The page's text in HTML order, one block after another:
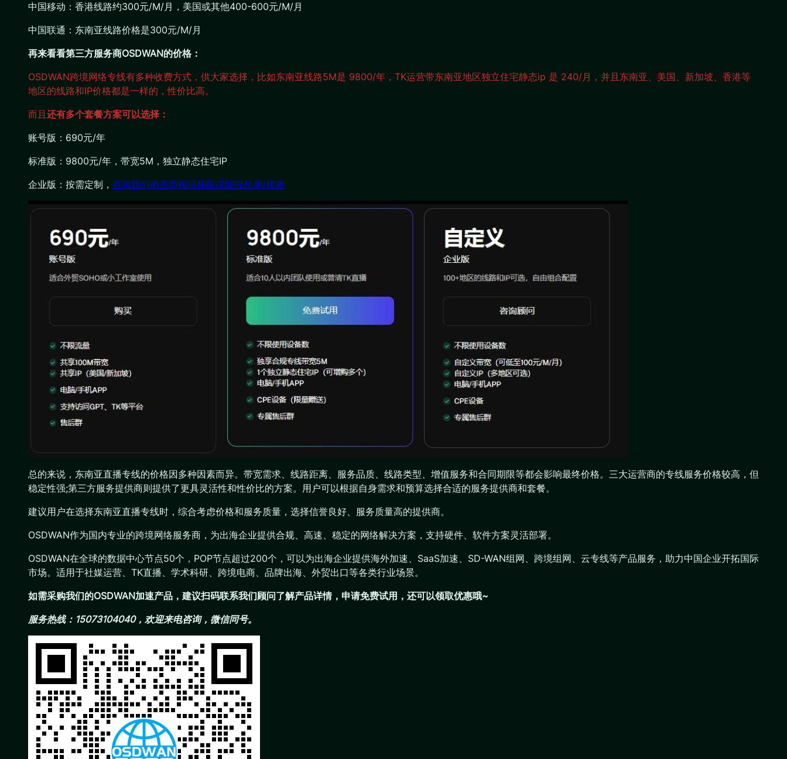
中国移动：香港线路约300元/M/月，美国或其他400-600元/M/月
中国联通：东南亚线路价格是300元/M/月
再来看看第三方服务商OSDWAN的价格：
OSDWAN跨境网络专线有多种收费方式，供大家选择，比如东南亚线路5M是 9800/年，TK运营带东南亚地区独立住宅静态ip 是 240/月，并且东南亚、美国、新加坡、香港等
地区的线路和IP价格都是一样的，性价比高。
而且 还有多个套餐方案可以选择：
账号版：690元/年
标准版：9800元/年，带宽5M，独立静态住宅IP
企业版：按需定制， 咨询我们的选型顾问领取详细报价单/优惠
总的来说，东南亚直播专线的价格因多种因素而异。带宽需求、线路距离、服务品质、线路类型、增值服务和合同期限等都会影响最终价格。三大运营商的专线服务价格较高，但
稳定性强;第三方服务提供商则提供了更具灵活性和性价比的方案。用户可以根据自身需求和预算选择合适的服务提供商和套餐。
建议用户在选择东南亚直播专线时，综合考虑价格和服务质量，选择信誉良好、服务质量高的提供商。
OSDWAN作为国内专业的跨境网络服务商，为出海企业提供合规、高速、稳定的网络解决方案，支持硬件、软件方案灵活部署。
OSDWAN在全球的数据中心节点50个，POP节点超过200个，可以为出海企业提供海外加速、SaaS加速、SD-WAN组网、跨境组网、云专线等产品服务，助力中国企业开拓国际
市场。适用于社媒运营、TK直播、学术科研、跨境电商、品牌出海、外贸出口等各类行业场景。
如需采购我们的OSDWAN加速产品，建议扫码联系我们顾问了解产品详情，申请免费试用，还可以领取优惠哦~
服务热线：15073104040，欢迎来电咨询，微信同号。